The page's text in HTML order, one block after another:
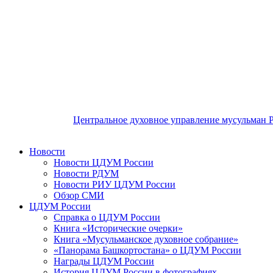
Центральное духовное управление мусульман
Новости
Новости ЦДУМ России
Новости РДУМ
Новости РИУ ЦДУМ России
Обзор СМИ
ЦДУМ России
Справка о ЦДУМ России
Книга «Исторические очерки»
Книга «Мусульманское духовное собрание»
«Панорама Башкортостана» о ЦДУМ России
Награды ЦДУМ России